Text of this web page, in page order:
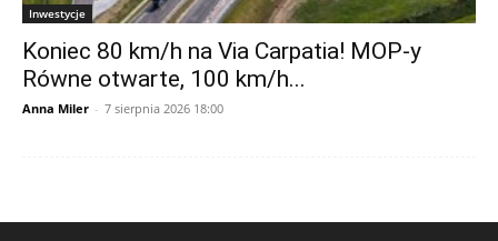
Inwestycje
Koniec 80 km/h na Via Carpatia! MOP-y
Równe otwarte, 100 km/h...
Anna Miler - 7 sierpnia 2026 18:00